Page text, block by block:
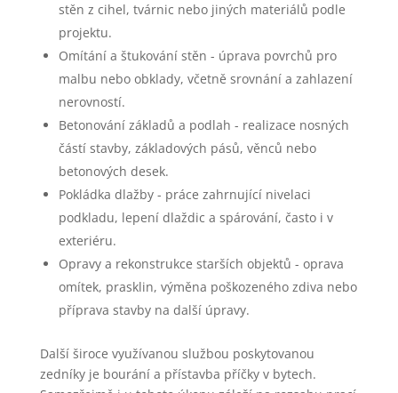
stěn z cihel, tvárnic nebo jiných materiálů podle
projektu.
Omítání a štukování stěn - úprava povrchů pro
malbu nebo obklady, včetně srovnání a zahlazení
nerovností.
Betonování základů a podlah - realizace nosných
částí stavby, základových pásů, věnců nebo
betonových desek.
Pokládka dlažby - práce zahrnující nivelaci
podkladu, lepení dlaždic a spárování, často i v
exteriéru.
Opravy a rekonstrukce starších objektů - oprava
omítek, prasklin, výměna poškozeného zdiva nebo
příprava stavby na další úpravy.
Další široce využívanou službou poskytovanou
zedníky je bourání a přístavba příčky v bytech.